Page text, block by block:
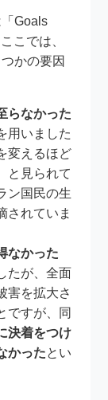
Goals
こでは、
かの要因
らなかった
用いました
変えるほど
と見られて
ン国民の生
されていま
なかった
たが、全面
害を拡大さ
ですが、同
決着をつけ
かったとい